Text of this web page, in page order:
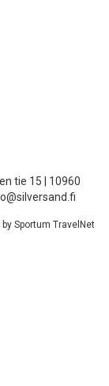
tie 15 | 10960
Sportum TravelNet